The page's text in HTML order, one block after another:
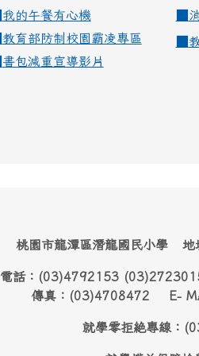
我的午餐有心機
教育部防制校園霸凌專區
書包減重宣導影片
桃園市龍潭區潛龍國民小學 地
電話：(03)4792153
傳真：(03)4708472 E-
就學零拒絶專線：